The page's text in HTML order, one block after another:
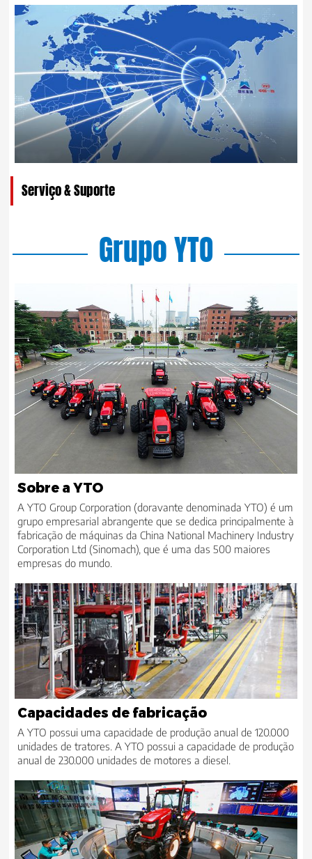
Serviço & Suporte
Grupo YTO
Sobre a YTO
A YTO Group Corporation (doravante denominada YTO) é um
grupo empresarial abrangente que se dedica principalmente à
fabricação de máquinas da China National Machinery Industry
Corporation Ltd (Sinomach), que é uma das 500 maiores
empresas do mundo.
Capacidades de fabricação
A YTO possui uma capacidade de produção anual de 120.000
unidades de tratores. A YTO possui a capacidade de produção
anual de 230.000 unidades de motores a diesel.